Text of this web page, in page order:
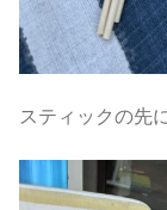
スティックの先